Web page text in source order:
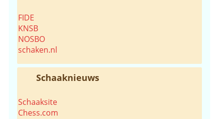
FIDE
KNSB
NOSBO
schaken.nl
Schaaknieuws
Schaaksite
Chess.com